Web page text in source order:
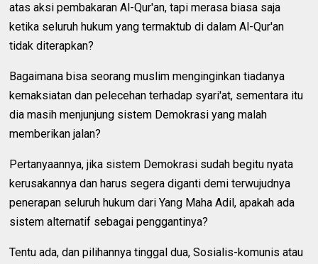
atas aksi pembakaran Al-Qur'an, tapi merasa biasa saja
ketika seluruh hukum yang termaktub di dalam Al-Qur'an
tidak diterapkan?
Bagaimana bisa seorang muslim menginginkan tiadanya
kemaksiatan dan pelecehan terhadap syari'at, sementara itu
dia masih menjunjung sistem Demokrasi yang malah
memberikan jalan?
Pertanyaannya, jika sistem Demokrasi sudah begitu nyata
kerusakannya dan harus segera diganti demi terwujudnya
penerapan seluruh hukum dari Yang Maha Adil, apakah ada
sistem alternatif sebagai penggantinya?
Tentu ada, dan pilihannya tinggal dua, Sosialis-komunis atau